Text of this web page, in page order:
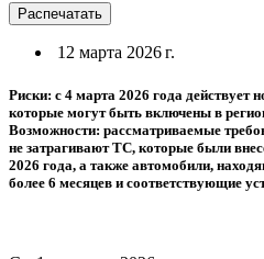
Распечатать
12 марта 2026 г.
Риски: с 4 марта 2026 года действует
которые могут быть включены в
Возможности: рассматриваемые
не затрагивают ТС, которые были
2026 года, а также автомобили,
более 6 месяцев и соответствующие